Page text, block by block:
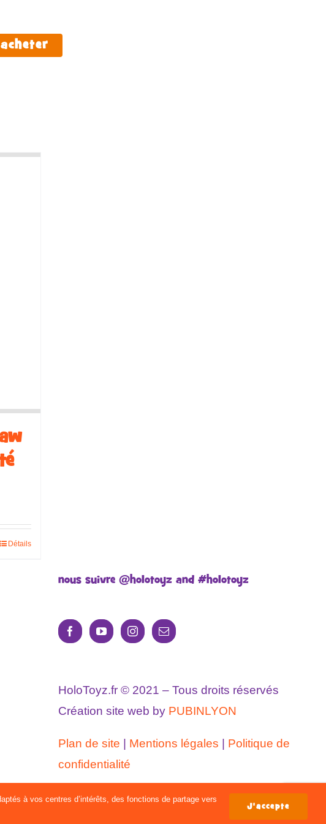
acheter
Détails
nous suivre @holotoyz and #holotoyz
HoloToyz.fr © 2021 – Tous droits réservés
Création site web by PUBINLYON
Plan de site Mentions légales
Politique de
confidentialité
à vos centres d’intérêts, des fonctions de partage vers
J'accepte